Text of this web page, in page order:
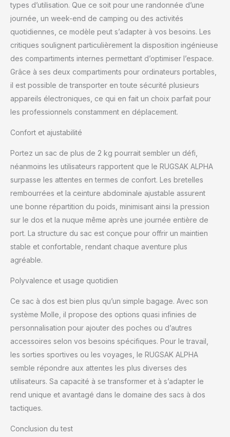
compartiments, un
compartiment rembourré
en velours pour deux
appareils jusqu'à 19",
deux grandes poches
latérales en filet et de
nombreuses autres
fonctions bien pensées
vous facilitent la vie
quotidienne. Volume
variable : grâce aux
volume de l'ALPHA peut
être ajusté en continu de
18 à 45 litres. Nous
proposons aux clients
des produits de qualité
supérieure. Commandez
dès maintenant sans
souci et découvrez la
différence.
types d’utilisation. Que ce soit pour une randonnée d’une
journée, un week-end de camping ou des activités
quotidiennes, ce modèle peut s’adapter à vos besoins. Les
critiques soulignent particulièrement la disposition ingénieuse
des compartiments internes permettant d’optimiser l’espace.
Grâce à ses deux compartiments pour ordinateurs portables,
il est possible de transporter en toute sécurité plusieurs
appareils électroniques, ce qui en fait un choix parfait pour
les professionnels constamment en déplacement.
Confort et ajustabilité
Portez un sac de plus de 2 kg pourrait sembler un défi,
néanmoins les utilisateurs rapportent que le RUGSAK ALPHA
surpasse les attentes en termes de confort. Les bretelles
rembourrées et la ceinture abdominale ajustable assurent
une bonne répartition du poids, minimisant ainsi la pression
sur le dos et la nuque même après une journée entière de
port. La structure du sac est conçue pour offrir un maintien
stable et confortable, rendant chaque aventure plus
agréable.
Polyvalence et usage quotidien
Ce sac à dos est bien plus qu’un simple bagage. Avec son
système Molle, il propose des options quasi infinies de
personnalisation pour ajouter des poches ou d’autres
accessoires selon vos besoins spécifiques. Pour le travail,
les sorties sportives ou les voyages, le RUGSAK ALPHA
semble répondre aux attentes les plus diverses des
utilisateurs. Sa capacité à se transformer et à s’adapter le
rend unique et avantagé dans le domaine des sacs à dos
tactiques.
Conclusion du test